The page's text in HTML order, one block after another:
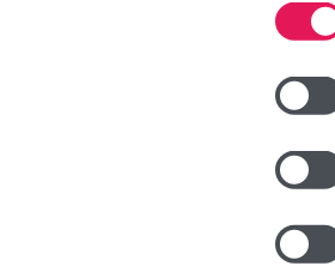
exudativas localizadas. Su
zinc, cobre y aluminio-potásico
favorece la cicatrización y
antibióticos, antifúngicos y